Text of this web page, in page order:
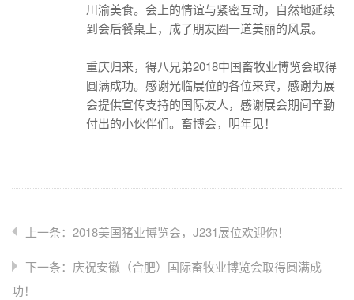
川渝美食。会上的情谊与紧密互动，自然地延续
到会后餐桌上，成了朋友圈一道美丽的风景。
重庆归来，得八兄弟2018中国畜牧业博览会取得
圆满成功。感谢光临展位的各位来宾，感谢为展
会提供宣传支持的国际友人，感谢展会期间辛勤
付出的小伙伴们。畜博会，明年见！
上一条：2018美国猪业博览会，J231展位欢迎你！
下一条：庆祝安徽（合肥）国际畜牧业博览会取得圆满成
功！